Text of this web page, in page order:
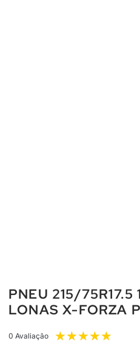
PNEU 215/75R17.5
LONAS X-FORZA
0 Avaliação ★★★★★